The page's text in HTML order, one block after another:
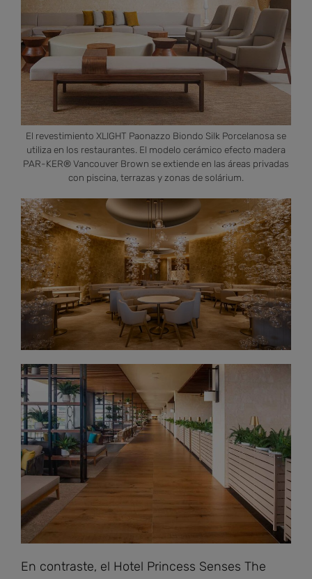
El revestimiento XLIGHT Paonazzo Biondo Silk Porcelanosa se
utiliza en los restaurantes. El modelo cerámico efecto madera
PAR-KER® Vancouver Brown se extiende en las áreas privadas
con piscina, terrazas y zonas de solárium.
En contraste, el Hotel Princess Senses The